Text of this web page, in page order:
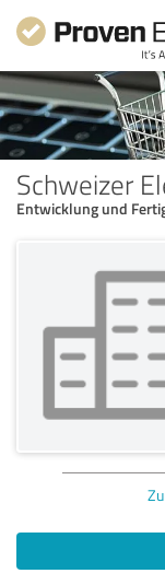
Schweizer
Entwicklung und